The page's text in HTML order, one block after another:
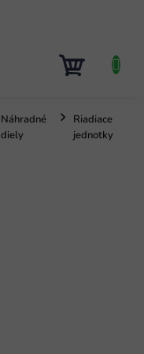
KOŠÍK
Náhradné
diely
Riadiace
jednotky